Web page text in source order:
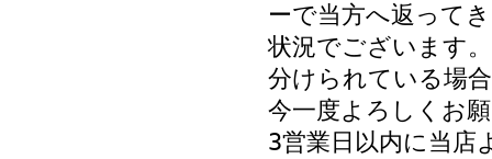
ーで当方へ返って
状況でございます
分けられている場
今一度よろしくお
3営業日以内に当店